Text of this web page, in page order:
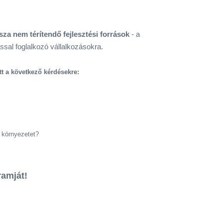
nem térítendő fejlesztési források - a
foglalkozó vállalkozásokra.
a következő kérdésekre: